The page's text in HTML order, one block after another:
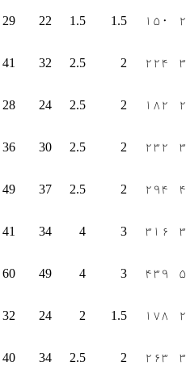
29 22 1.5 1.5 ۱۵۰
41 32 2.5 2 ۲۲۴
28 24 2.5 2 ۱۸۲
36 30 2.5 2 ۲۳۲
49 37 2.5 2 ۲۹۴
41 34 4 3 ۳۱۶
60 49 4 3 ۴۳۹
32 24 2 1.5 ۱۷۸
40 34 2.5 2 ۲۶۳